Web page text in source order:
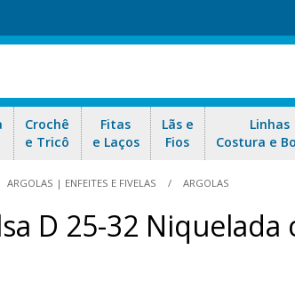
Crochê
e Tricô
Fitas
e Laços
Lãs e
Fios
Linhas
Costura e
ARGOLAS | ENFEITES E FIVELAS ARGOLAS
D 25-32 Niquelada